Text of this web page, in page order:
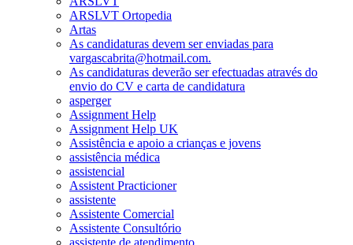
ARSLVT Ortopedia
Artas
As candidaturas devem ser enviadas para
vargascabrita@hotmail.com.
As candidaturas deverão ser efectuadas através do
envio do CV e carta de candidatura
asperger
Assignment Help
Assignment Help UK
Assistência e apoio a crianças e jovens
assistência médica
assistencial
Assistent Practicioner
assistente
Assistente Comercial
Assistente Consultório
assistente de atendimento